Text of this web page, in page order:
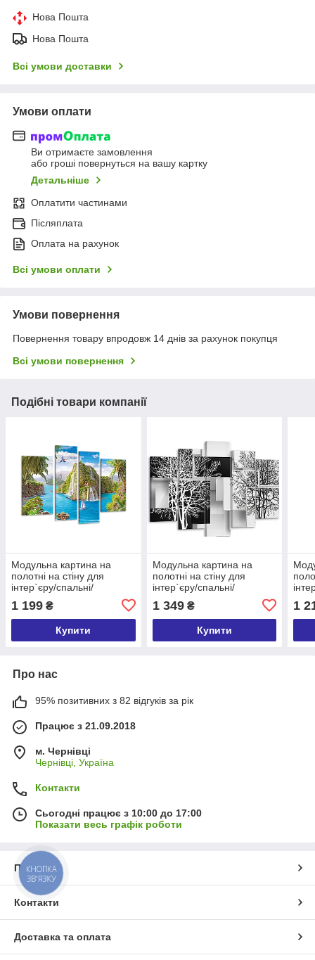
Нова Пошта
Нова Пошта
Всі умови доставки
Умови оплати
Ви отримаєте замовлення
або гроші повернуться на вашу картку
Детальніше
Оплатити частинами
Післяплата
Оплата на рахунок
Всі умови оплати
Умови повернення
Повернення товару впродовж 14 днів за рахунок покупця
Всі умови повернення
Подібні товари компанії
Модульна картина на
полотні на стіну для
інтер`єру/спальні/
пейзаж 112х75 см
(MK40119)
1 199 ₴
Купити
Модульна картина на
полотні на стіну для
інтер`єру/спальні/
абстракція 80x125 см
(MK50180)
1 349₴
Купити
1
Про нас
95% позитивних з 82 відгуків за рік
Працює з 21.09.2018
м. Чернівці
Чернівці, Україна
Контакти
Сьогодні працює з 10:00 до 17:00
Показати весь графік роботи
Про нас
Контакти
Доставка та оплата
КНОПКА
ЗВ'ЯЗКУ